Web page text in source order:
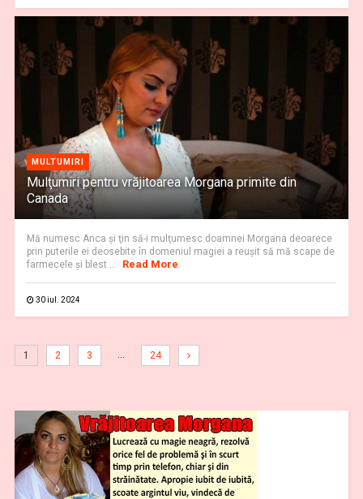
MULTUMIRI
Mulţumiri pentru vrăjitoarea Morgana primite din
Canada
Mă numesc Anca şi ţin să-i mulţumesc doamnei Morgana deoarece
prin puterile ei deosebite în domeniul magiei a reuşit să mă scape de
farmecele şi blest ...
Read More
30 iul. 2024
1 2 3 … 24